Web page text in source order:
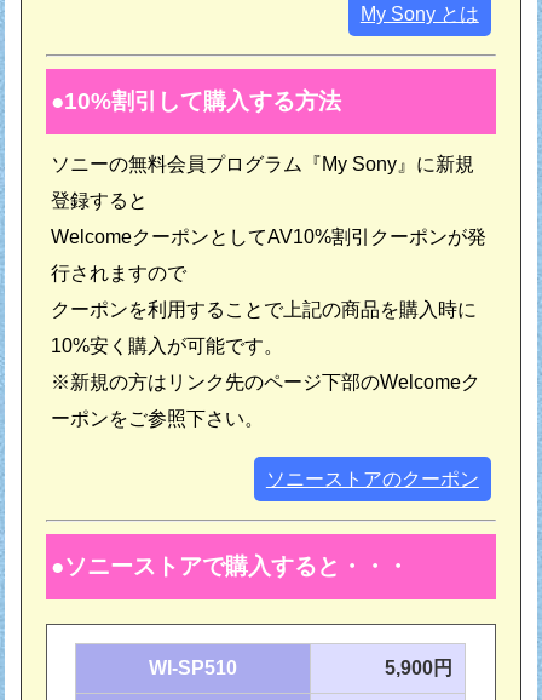
My Sony とは
10%割引して購入する方法
ソニーの無料会員プログラム『My Sony』に新規
登録すると
WelcomeクーポンとしてAV10%割引クーポンが発
行されますので
クーポンを利用することで上記の商品を購入時に
10%安く購入が可能です。
※新規の方はリンク先のページ下部のWelcomeク
ーポンをご参照下さい。
ソニーストアのクーポン
ソニーストアで購入すると・・・
WI-SP510 5,900円